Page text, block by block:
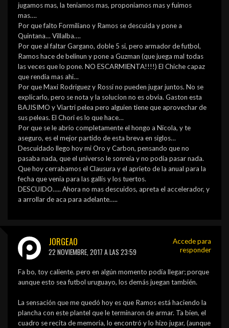
jugamos mas, la teniamos mas, proponiamos mas y fuimos
mas….
Por que falto Formiliano y Ramos se descuida y pone a
Quintana… Villalba….
Por que al faltar Gargano, doble 5 si, pero armador de futbol,
Ramos hace de belinun y pone a Guzman (que juega mal todas
las veces que lo pone. NO ESCARMIENTA!!!!) El Chiche capaz
que rendia mas ahi…
Por que Maxi Rodriguez y Rossi no pueden jugar juntos. No se
explicarlo, pero se nota y la solucion no es obvia. Gaston esta
BAJISIMO y Viartri pelea pero alguien tiene que aprovechar de
sus peleas. El Chori es lo que hace…
Por que se le abrio completamente el hongo a Nicola, y te
aseguro, es el mejor partido de esta breva en siglos…
Descuidado llego hoy mi Oro y Carbon, pensando que no
pasaba nada, que el universo le sonreia y no podia pasar nada.
Que hoy cerrabamos el Clausura y el aprieto de la anual para la
fecha que venia para las gallis y los tuertos.
DESCUIDO….. Ahora no mas descuidos, apreta el accelerador, y
a arrollar de aca para adelante…..
JORGEAO
22 NOVIEMBRE, 2017 A LAS 23:59
Fa bo, toy caliente. pero en algún momento podía llegar; porque
aunque esto sea futbol uruguayo, los demás juegan también.
La sensación que me quedó hoy es que Ramos está haciendo la
plancha con este plantel que le terminaron de armar. Ta bien, el
cuadro se recita de memoria, lo encontró y lo hizo jugar, (aunque
Accede para
responder